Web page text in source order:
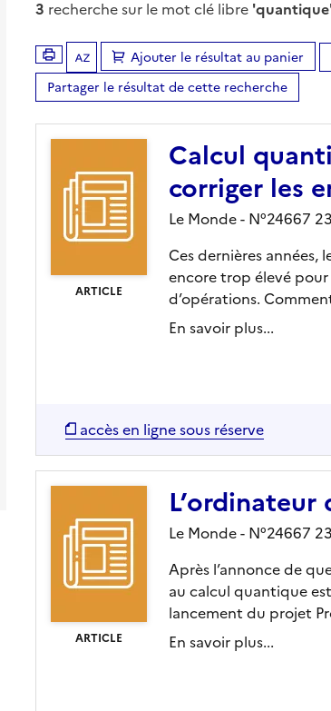
3 recherche sur le mot clé libre
Tris disponibles (Ouverture d'une modale)
Ajouter le résultat au panier
Partager le résultat de cette recherche
ARTICLE
Calcul
corriger les
Le Monde - N°24667
Ces dernières années,
encore trop élevé
d’opérations.
En savoir plus...
accès en ligne sous réserve
ARTICLE
Le Monde - N°24667
Après l’annonce de
au calcul quantique
lancement du projet
En savoir plus...